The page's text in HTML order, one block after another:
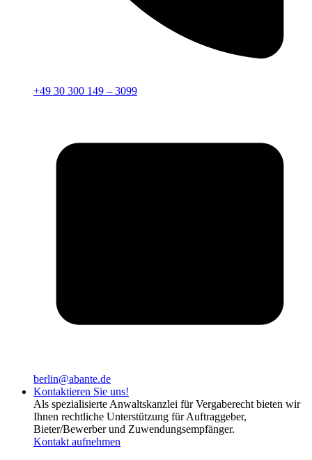
+49 30 300 149 – 3099
berlin@abante.de
Kontaktieren Sie uns!
Als spezialisierte Anwaltskanzlei für Vergaberecht bieten wir
Ihnen rechtliche Unterstützung für Auftraggeber,
Bieter/Bewerber und Zuwendungsempfänger.
Kontakt aufnehmen